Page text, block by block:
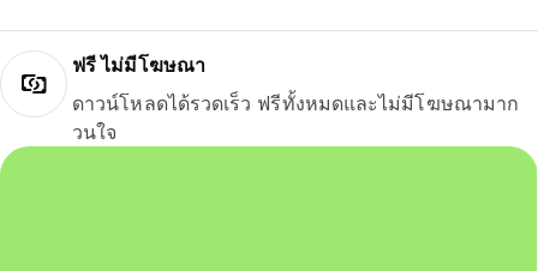
ฟรี ไม่มีโฆษณา
ดาวน์โหลดได้รวดเร็ว ฟรีทั้งหมดและไม่มีโฆษณามาก
วนใจ